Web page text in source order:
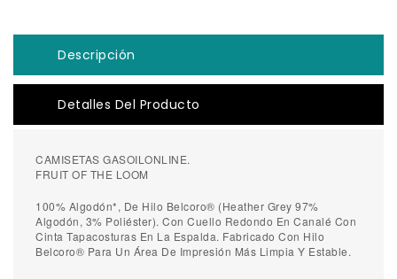
Descripción
Detalles Del Producto
CAMISETAS GASOILONLINE.
FRUIT OF THE LOOM
100% Algodón*, De Hilo Belcoro® (Heather Grey 97%
Algodón, 3% Poliéster). Con Cuello Redondo En Canalé Con
Cinta Tapacosturas En La Espalda. Fabricado Con Hilo
Belcoro® Para Un Área De Impresión Más Limpia Y Estable.